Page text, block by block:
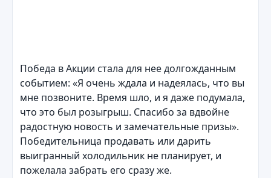
Победа в Акции стала для нее долгожданным
событием: «Я очень ждала и надеялась, что вы
мне позвоните. Время шло, и я даже подумала,
что это был розыгрыш. Спасибо за вдвойне
радостную новость и замечательные призы».
Победительница продавать или дарить
выигранный холодильник не планирует, и
пожелала забрать его сразу же.